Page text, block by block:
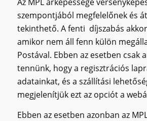
szempontjából megfelelőnek és
tekinthető. A fenti díjszabás
amikor nem áll fenn külön
Postával. Ebben az esetben csak
tennünk, hogy a regisztrációs
adatainkat, és a szállítási
megjelenítjük ezt az opciót a
Ebben az esetben azonban az